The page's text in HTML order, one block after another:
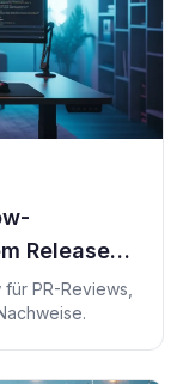
Release
PR-Reviews,